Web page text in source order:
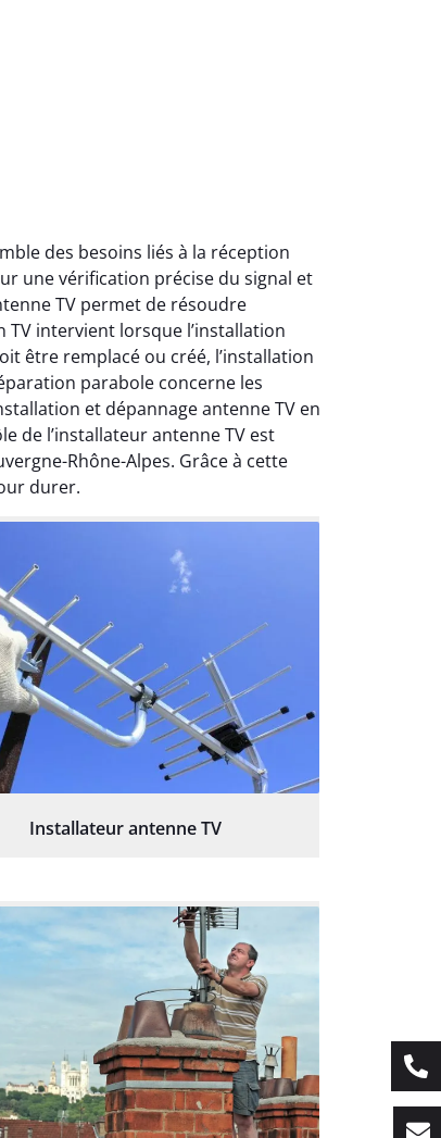
des besoins liés à la réception
une vérification précise du signal et
TV permet de résoudre
TV intervient lorsque l’installation
être remplacé ou créé, l’installation
parabole concerne les
et dépannage antenne TV en
de l’installateur antenne TV est
Rhône-Alpes. Grâce à cette
durer.
Installateur antenne TV